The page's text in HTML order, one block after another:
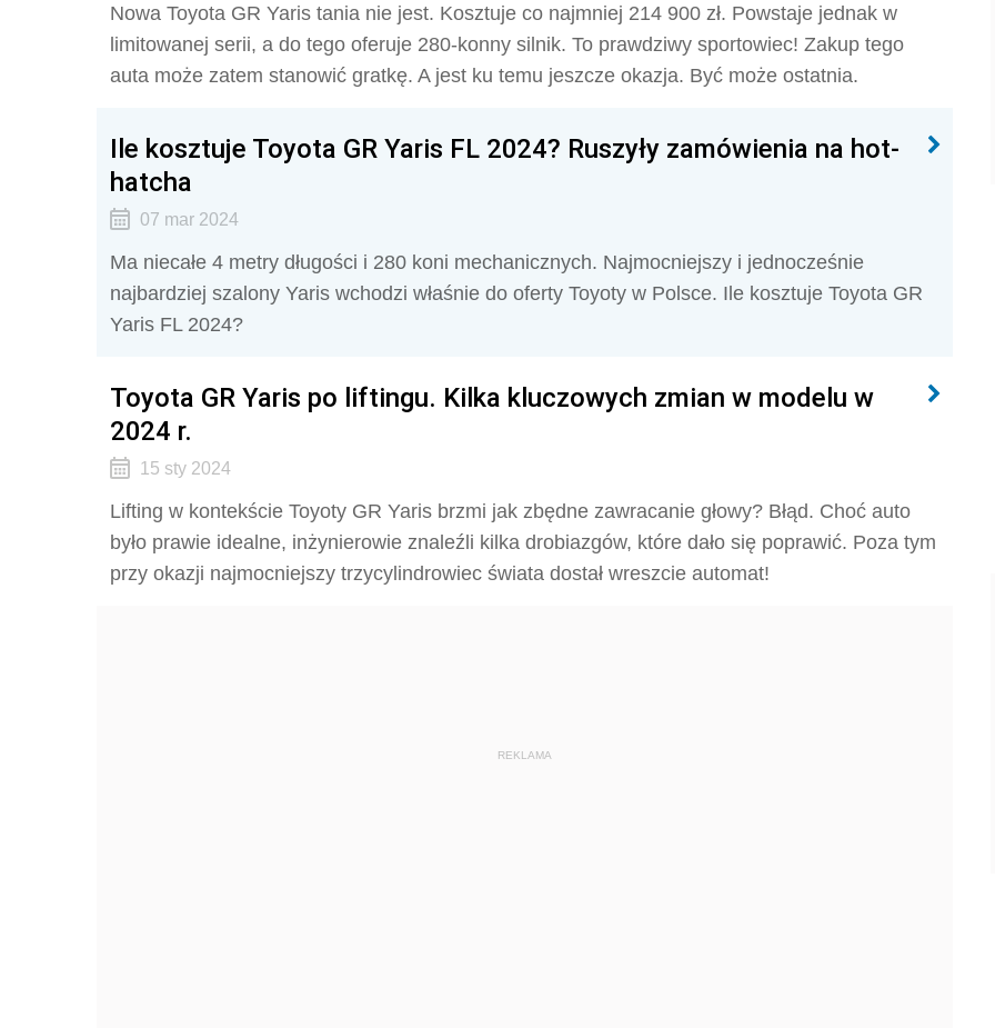
Nowa Toyota GR Yaris tania nie jest. Kosztuje co najmniej 214 900 zł. Powstaje jednak w
limitowanej serii, a do tego oferuje 280-konny silnik. To prawdziwy sportowiec! Zakup tego
auta może zatem stanowić gratkę. A jest ku temu jeszcze okazja. Być może ostatnia.
Ile kosztuje Toyota GR Yaris FL 2024? Ruszyły zamówienia na hot-
hatcha
07 mar 2024
Ma niecałe 4 metry długości i 280 koni mechanicznych. Najmocniejszy i jednocześnie
najbardziej szalony Yaris wchodzi właśnie do oferty Toyoty w Polsce. Ile kosztuje Toyota GR
Yaris FL 2024?
Toyota GR Yaris po liftingu. Kilka kluczowych zmian w modelu w
2024 r.
15 sty 2024
Lifting w kontekście Toyoty GR Yaris brzmi jak zbędne zawracanie głowy? Błąd. Choć auto
było prawie idealne, inżynierowie znaleźli kilka drobiazgów, które dało się poprawić. Poza tym
przy okazji najmocniejszy trzycylindrowiec świata dostał wreszcie automat!
REKLAMA